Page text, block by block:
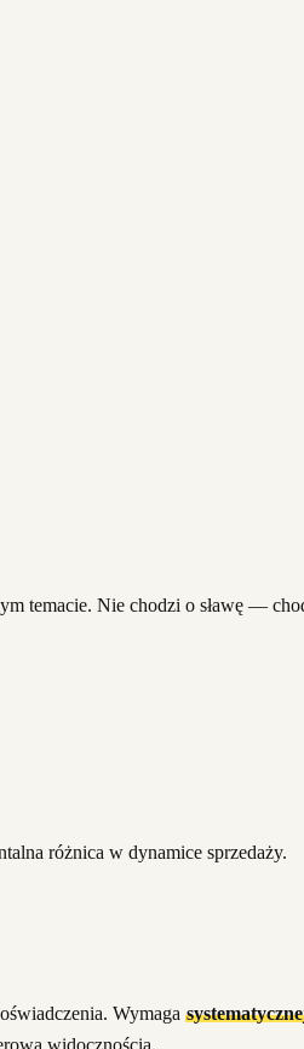
temacie. Nie chodzi o sławę —
różnica w dynamice sprzedaży.
Wymaga
widocznością.